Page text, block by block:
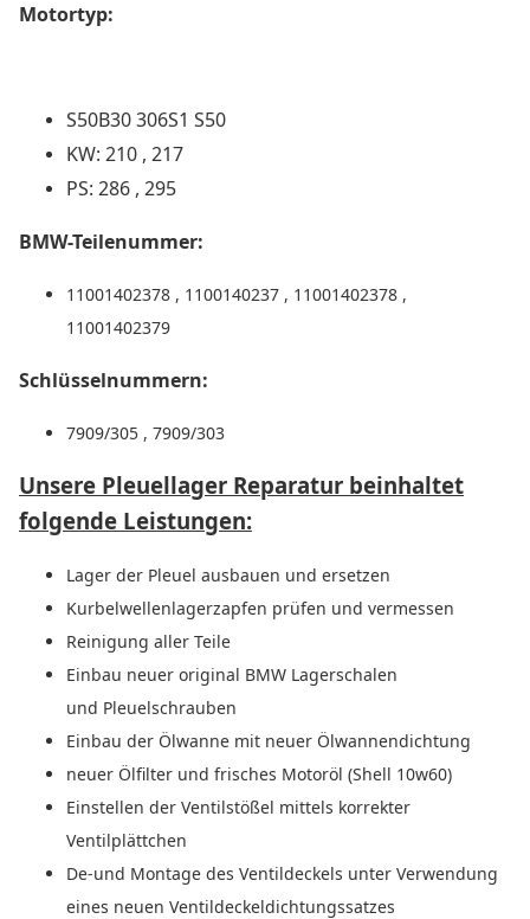
Motortyp:
S50B30 306S1 S50
KW: 210 , 217
PS: 286 , 295
BMW-Teilenummer:
11001402378 , 1100140237 , 11001402378 ,
11001402379
Schlüsselnummern:
7909/305 , 7909/303
Unsere Pleuellager Reparatur beinhaltet
folgende Leistungen:
Lager der Pleuel ausbauen und ersetzen
Kurbelwellenlagerzapfen prüfen und vermessen
Reinigung aller Teile
Einbau neuer original BMW Lagerschalen
und Pleuelschrauben
Einbau der Ölwanne mit neuer Ölwannendichtung
neuer Ölfilter und frisches Motoröl (Shell 10w60)
Einstellen der Ventilstößel mittels korrekter
Ventilplättchen
De-und Montage des Ventildeckels unter Verwendung
eines neuen Ventildeckeldichtungssatzes